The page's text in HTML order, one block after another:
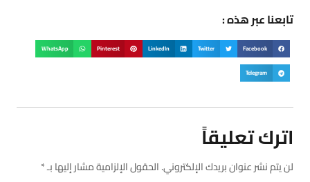
تابعنا عبر هذه :
Facebook
Twitter
LinkedIn
Pinterest
WhatsApp
Telegram
اترك تعليقاً
لن يتم نشر عنوان بريدك الإلكتروني.الحقول الإلزامية مشار إليها بـ*